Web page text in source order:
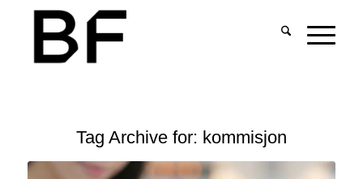
Tag Archive for: kommisjon